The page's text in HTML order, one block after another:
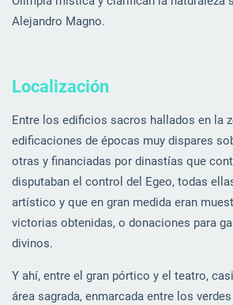
Alejandro Magno.
Localización
Entre los edificios sacros hallados en la
edificaciones de épocas muy dispares
otras y financiadas por dinastías que
disputaban el control del Egeo, todas
artístico y que en gran medida eran
victorias obtenidas, o donaciones para
divinos.
Y ahí, entre el gran pórtico y el teatro,
área sagrada, enmarcada entre los